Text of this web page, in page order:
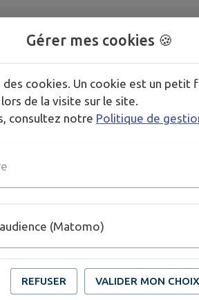
28/demarche-en-ligne/
Gérer mes cookies 🍪
des cookies. Un cookie est un petit
de la visite sur le site.
consultez notre Politique de
(Matomo)
REFUSER VALIDER MON CHOIX